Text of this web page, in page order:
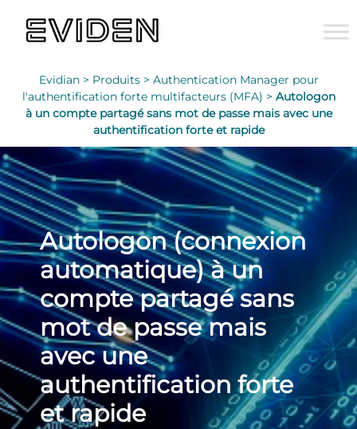
Evidian > Produits > Authentication Manager pour
l'authentification forte multifacteurs (MFA) > Autologon
à un compte partagé sans mot de passe mais avec une
authentification forte et rapide
Autologon (connexion
automatique) à un
compte partagé sans
mot de passe mais
avec une
authentification forte
et rapide